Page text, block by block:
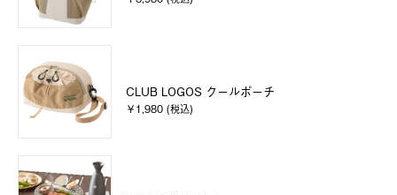
CLUB LOGOS クールポーチ
￥1,980 (税込)